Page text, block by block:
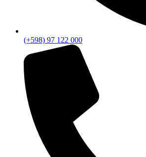
(+598) 97 122 000